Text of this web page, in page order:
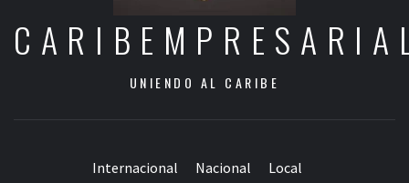
UNIENDO AL CARIBE
Internacional Nacional Local